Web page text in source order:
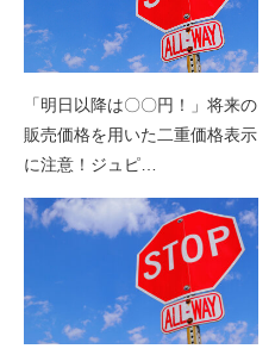
「明日以降は〇〇円！」将来の
販売価格を用いた二重価格表示
に注意！ジュピ…